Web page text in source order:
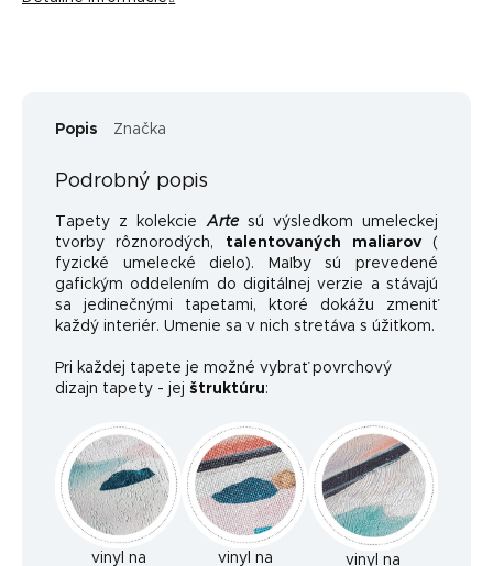
Popis Značka
Podrobný popis
Tapety z kolekcieArtesú výsledkom umeleckej
tvorby rôznorodých,
talentovaných maliarov(
fyzické umelecké dielo). Maľby sú prevedené
gafickým oddelením do digitálnej verzie a stávajú
sa jedinečnými tapetami, ktoré dokážu zmeniť
každý interiér. Umenie sa v nich stretáva s úžitkom.
Pri každej tapete je možné vybrať povrchový
dizajn tapety - jej štruktúru:
vinyl na
vinyl na
vinyl na